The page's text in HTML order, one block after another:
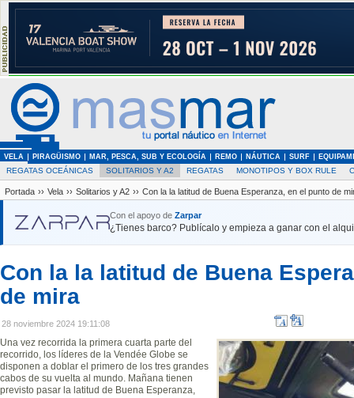
VELA PIRAGÜISMO MAR, PESCA, SUB Y ECOLOGÍA REMO NÁUTICA SURF
REGATAS OCEÁNICAS SOLITARIOS Y A2 REGATAS MONOTIPOS Y BOX RULE
Portada ›› Vela ›› Solitarios y A2 ›› Con la la latitud de Buena Esperanza, en el punto de
Con el apoyo de Zarpar
¿Tienes barco? Publícalo y empieza a ganar con el
Con la la latitud de Buena
de mira
28 noviembre 2024 19:11:08
Una vez recorrida la primera cuarta parte del
recorrido, los líderes de la Vendée Globe se
disponen a doblar el primero de los tres grandes
cabos de su vuelta al mundo. Mañana tienen
previsto pasar la latitud de Buena Esperanza,